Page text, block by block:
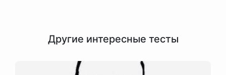
Другие интересные тесты